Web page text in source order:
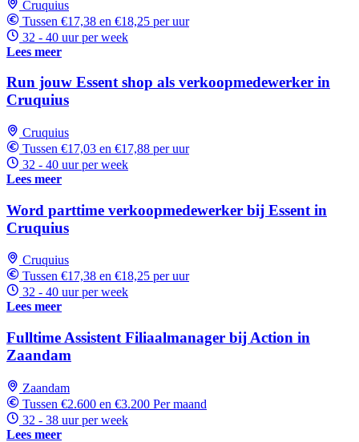
Cruquius
Tussen €17,38 en €18,25 per uur
32 - 40 uur per week
Lees meer
Run jouw Essent shop als verkoopmedewerker in
Cruquius
Cruquius
Tussen €17,03 en €17,88 per uur
32 - 40 uur per week
Lees meer
Word parttime verkoopmedewerker bij Essent in
Cruquius
Cruquius
Tussen €17,38 en €18,25 per uur
32 - 40 uur per week
Lees meer
Fulltime Assistent Filiaalmanager bij Action in
Zaandam
Zaandam
Tussen €2.600 en €3.200 Per maand
32 - 38 uur per week
Lees meer